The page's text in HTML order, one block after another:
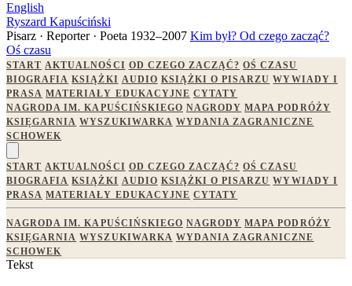
English
Ryszard Kapuściński
Pisarz · Reporter · Poeta 1932–2007 Kim był? Od czego zacząć?
Oś czasu
START AKTUALNOŚCI OD CZEGO ZACZĄĆ? OŚ CZASU
BIOGRAFIA KSIĄŻKI AUDIO KSIĄŻKI O PISARZU WYWIADY I
PRASA MATERIAŁY EDUKACYJNE CYTATY
NAGRODA IM. KAPUŚCIŃSKIEGO NAGRODY MAPA PODRÓŻY
KSIĘGARNIA WYSZUKIWARKA WYDANIA ZAGRANICZNE
SCHOWEK
START AKTUALNOŚCI OD CZEGO ZACZĄĆ? OŚ CZASU
BIOGRAFIA KSIĄŻKI AUDIO KSIĄŻKI O PISARZU WYWIADY I
PRASA MATERIAŁY EDUKACYJNE CYTATY
NAGRODA IM. KAPUŚCIŃSKIEGO NAGRODY MAPA PODRÓŻY
KSIĘGARNIA WYSZUKIWARKA WYDANIA ZAGRANICZNE
SCHOWEK
Tekst